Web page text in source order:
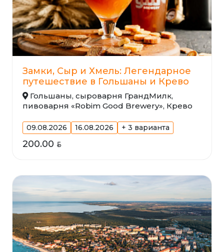
Замки, Сыр и Хмель: Легендарное
путешествие в Гольшаны и Крево
Гольшаны, сыроварня ГрандМилк,
пивоварня «Robim Good Brewery», Крево
09.08.2026 16.08.2026 + 3 варианта
200.00